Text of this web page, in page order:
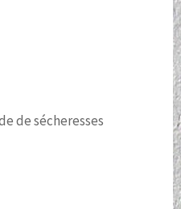
de sécheresses